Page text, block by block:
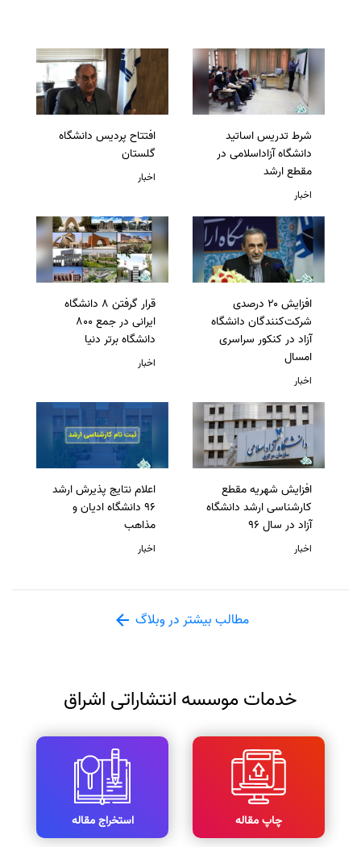
شرط تدریس اساتید
دانشگاه آزاداسلامی در
مقطع ارشد
اخبار
افتتاح پردیس دانشگاه
گلستان
اخبار
افزایش ۲۰ درصدی
شرکت‌کنندگان دانشگاه
آزاد در کنکور سراسری
امسال
اخبار
قرار گرفتن 8 دانشگاه
ایرانی در جمع 800
دانشگاه برتر دنیا
اخبار
افزایش شهریه مقطع
کارشناسی ارشد دانشگاه
آزاد در سال 96
اخبار
اعلام نتایج پذیرش ارشد
96 دانشگاه ادیان و
مذاهب
اخبار
مطالب بیشتر در وبلاگ
خدمات موسسه انتشاراتی اشراق
چاپ مقاله استخراج مقاله